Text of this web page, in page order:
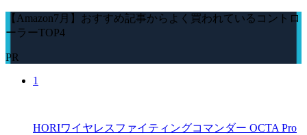
【Amazon7月】おすすめ記事からよく買われているコントロ
ーラーTOP4
PR
1
HORIワイヤレスファイティングコマンダー OCTA Pro